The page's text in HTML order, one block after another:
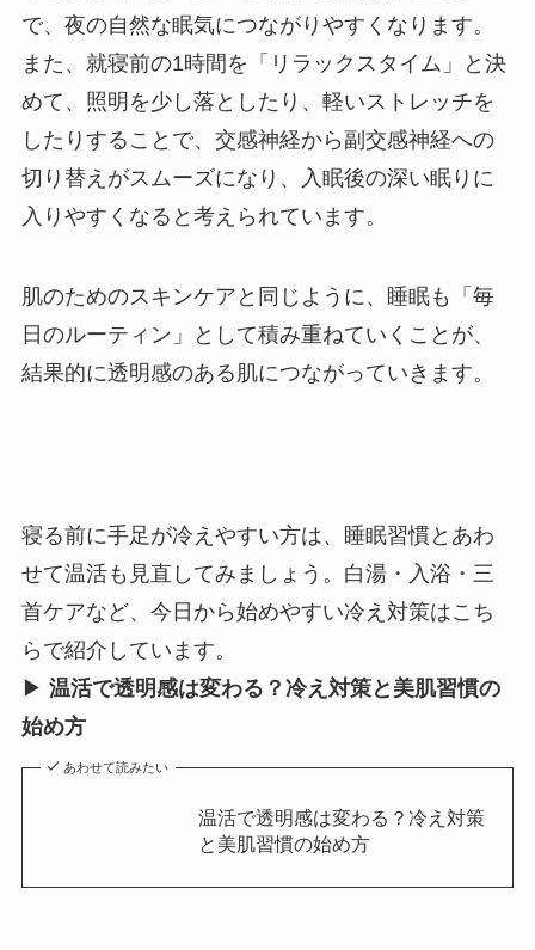
で、夜の自然な眠気につながりやすくなります。
また、就寝前の1時間を「リラックスタイム」と決
めて、照明を少し落としたり、軽いストレッチを
したりすることで、交感神経から副交感神経への
切り替えがスムーズになり、入眠後の深い眠りに
入りやすくなると考えられています。
肌のためのスキンケアと同じように、睡眠も「毎
日のルーティン」として積み重ねていくことが、
結果的に透明感のある肌につながっていきます。
寝る前に手足が冷えやすい方は、睡眠習慣とあわ
せて温活も見直してみましょう。白湯・入浴・三
首ケアなど、今日から始めやすい冷え対策はこち
らで紹介しています。
▶ 温活で透明感は変わる？冷え対策と美肌習慣の
始め方
あわせて読みたい
温活で透明感は変わる？冷え対策
と美肌習慣の始め方